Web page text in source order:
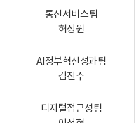
통신서비스팀
허정원
AI정부혁신성과팀
김진주
디지털접근성팀